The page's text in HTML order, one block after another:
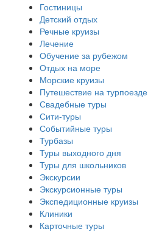
Гостиницы
Детский отдых
Речные круизы
Лечение
Обучение за рубежом
Отдых на море
Морские круизы
Путешествие на турпоезде
Свадебные туры
Сити-туры
Событийные туры
Турбазы
Туры выходного дня
Туры для школьников
Экскурсии
Экскурсионные туры
Экспедиционные круизы
Клиники
Карточные туры